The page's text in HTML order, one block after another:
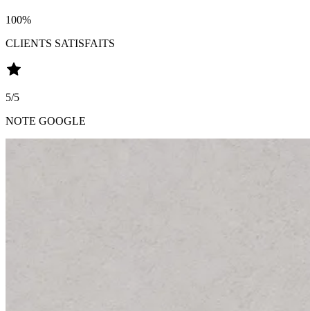
100%
CLIENTS SATISFAITS
5/5
NOTE GOOGLE